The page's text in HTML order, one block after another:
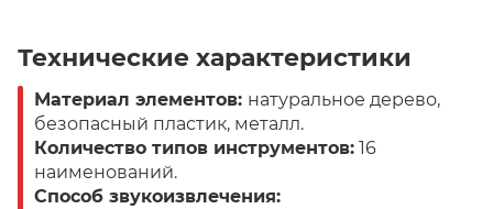
Технические характеристики
Материал элементов: натуральное дерево,
безопасный пластик, металл.
Количество типов инструментов: 16
наименований.
Способ звукоизвлечения: